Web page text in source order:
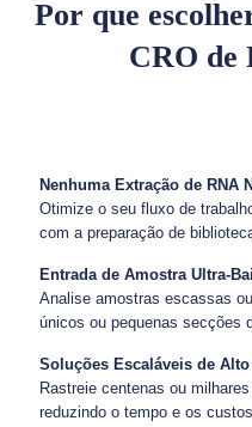
Por que
CRO de
Nenhuma Extração de RNA
Otimize o seu fluxo de
com a preparação de
Entrada de Amostra Ultra-
Analise amostras escassas
únicos ou pequenas secções
Soluções Escaláveis de
Rastreie centenas ou
reduzindo o tempo e os